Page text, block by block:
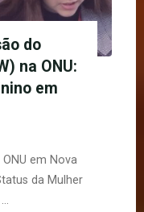
do
na ONU:
em
em Nova
da Mulher